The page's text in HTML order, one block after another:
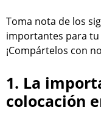
Toma nota de los
importantes para
¡Compártelos con
1. La
colocación